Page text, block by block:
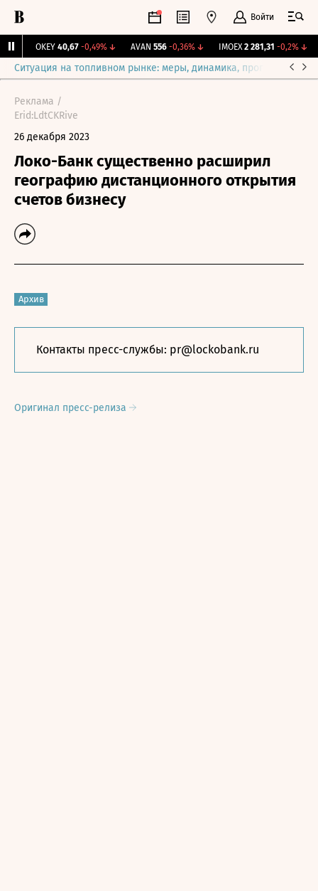
Войти
OKEY 40,67 -0,49%↓ AVAN 556 -0,36%↓ IMOEX 2 281,31 -0,2%↓
Ситуация на топливном рынке: меры, динамика, прогнозы
Реклама /
Erid:LdtCKRive
26 декабря 2023
Локо-Банк существенно расширил
географию дистанционного открытия
счетов бизнесу
Архив
Контакты пресс-службы: pr@lockobank.ru
Оригинал пресс-релиза